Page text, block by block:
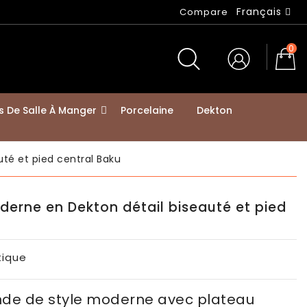
Compare Français
0
De Salle À Manger Porcelaine
Dekton
et pied central Baku
en Dekton détail biseauté et pied
de style moderne avec plateau